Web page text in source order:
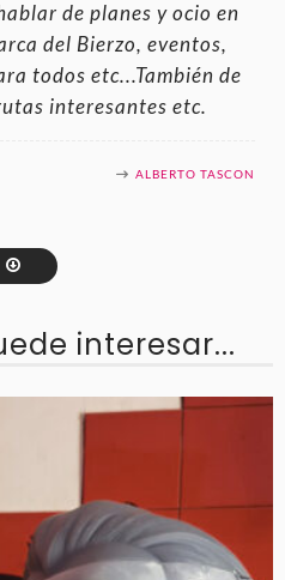
de planes y ocio en
del Bierzo, eventos,
todos etc...También de
interesantes etc.
ALBERTO TASCON
interesar...